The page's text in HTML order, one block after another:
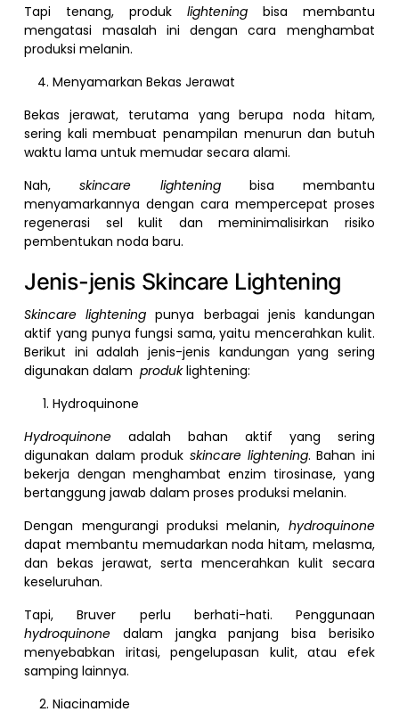
Tapi tenang, produk lightening bisa membantu
mengatasi masalah ini dengan cara menghambat
produksi melanin.
Menyamarkan Bekas Jerawat
Bekas jerawat, terutama yang berupa noda hitam,
sering kali membuat penampilan menurun dan butuh
waktu lama untuk memudar secara alami.
Nah, skincare lighteningbisa membantu
menyamarkannya dengan cara mempercepat proses
regenerasi sel kulit dan meminimalisirkan risiko
pembentukan noda baru.
Jenis-jenis Skincare Lightening
Skincare lightening punya berbagai jenis kandungan
aktif yang punya fungsi sama, yaitu mencerahkan kulit.
Berikut ini adalah jenis-jenis kandungan yang sering
digunakan dalamproduklightening:
Hydroquinone
Hydroquinoneadalah bahan aktif yang sering
digunakan dalam produk skincare lightening. Bahan ini
bekerja dengan menghambat enzim tirosinase, yang
bertanggung jawab dalam proses produksi melanin.
Dengan mengurangi produksi melanin, hydroquinone
dapat membantu memudarkan noda hitam, melasma,
dan bekas jerawat, serta mencerahkan kulit secara
keseluruhan.
Tapi, Bruver perlu berhati-hati. Penggunaan
hydroquinonedalam jangka panjang bisa berisiko
menyebabkan iritasi, pengelupasan kulit, atau efek
samping lainnya.
Niacinamide